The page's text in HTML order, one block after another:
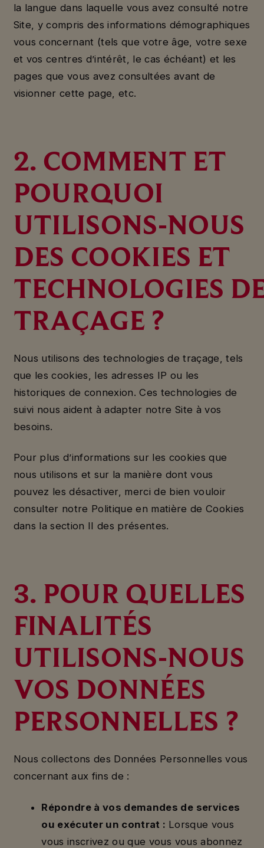
la langue dans laquelle vous avez consulté notre
Site, y compris des informations démographiques
vous concernant (tels que votre âge, votre sexe
et vos centres d’intérêt, le cas échéant) et les
pages que vous avez consultées avant de
visionner cette page, etc.
2. COMMENT ET
POURQUOI
UTILISONS-NOUS
DES COOKIES ET
TECHNOLOGIES
TRAÇAGE ?
Nous utilisons des technologies de traçage, tels
que les cookies, les adresses IP ou les
historiques de connexion. Ces technologies de
suivi nous aident à adapter notre Site à vos
besoins.
Pour plus d’informations sur les cookies que
nous utilisons et sur la manière dont vous
pouvez les désactiver, merci de bien vouloir
consulter notre Politique en matière de Cookies
dans la section II des présentes.
3. POUR QUELLES
FINALITÉS
UTILISONS-NOUS
VOS DONNÉES
PERSONNELLES ?
Nous collectons des Données Personnelles vous
concernant aux fins de :
Répondre à vos demandes de services
ou exécuter un contrat : Lorsque vous
vous inscrivez ou que vous vous abonnez